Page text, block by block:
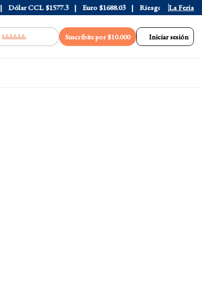
Dólar CCL $1577.3 Euro $1688.03 Riesgo País 408
La Feria
Suscribite por $10.000 Iniciar sesión